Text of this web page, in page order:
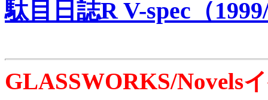
駄目日誌R V-spec（
GLASSWORKS/Novels